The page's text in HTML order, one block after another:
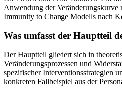
Anwendung der Veränderungskurve
Immunity to Change Modells nach
Was umfasst der Hauptteil
Der Hauptteil gliedert sich in
Veränderungsprozessen und
spezifischer Interventionsstrategien
konkreten Fallbeispiel aus der